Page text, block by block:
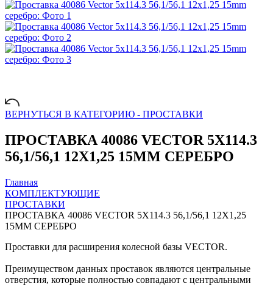
ВЕРНУТЬСЯ В КАТЕГОРИЮ - ПРОСТАВКИ
ПРОСТАВКА 40086 VECTOR 5X114.3
56,1/56,1 12X1,25 15MM СЕРЕБРО
Главная
КОМПЛЕКТУЮЩИЕ
ПРОСТАВКИ
ПРОСТАВКА 40086 VECTOR 5X114.3 56,1/56,1 12X1,25
15MM СЕРЕБРО
Проставки для расширения колесной базы VECTOR.
Преимуществом данных проставок являются центральные
отверстия, которые полностью совпадают с центральными